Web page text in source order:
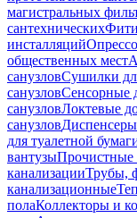
магистральных
сантехнических
инсталляций
общественных мест
санузловСушилки
санузловСенсорные
санузловЛоктевые
санузлов
для туалетной
вантузы
канализацииТрубы,
канализационные
полаКоллекторы и